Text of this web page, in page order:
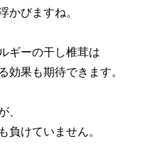
かびますね。
ギーの干し椎茸は
効果も期待できます。
、
負けていません。